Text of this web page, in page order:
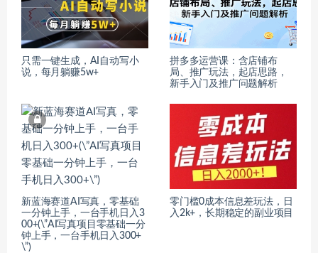
只需一键生成，AI自动写小
说，每月躺赚5w+
拼多多运营课：含店铺布
局、推广玩法，起店思路，
新手入门及推广问题解析
新蓝海赛道AI写真，零基础
一分钟上手，一台手机日入3
00+(\”AI写真项目零基础一分
钟上手，一台手机日入300+
\”)
零门槛0成本信息差玩法，日
入2k+，长期稳定的副业项目